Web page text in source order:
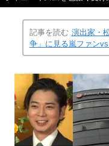
記事を読む 演出家・
争」に見る嵐ファン